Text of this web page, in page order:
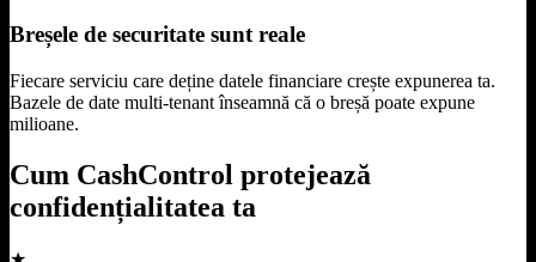
Breșele de securitate sunt reale
Fiecare serviciu care deține datele financiare crește expunerea ta.
Bazele de date multi-tenant înseamnă că o breșă poate expune
milioane.
Cum CashControl protejează
confidențialitatea ta